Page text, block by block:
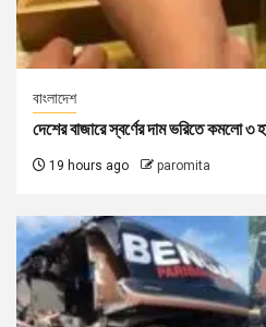
বাংলাদেশ
দেশের বাজারে স্বর্ণের দাম ভরিতে কমলো ৩
19 hours ago paromita